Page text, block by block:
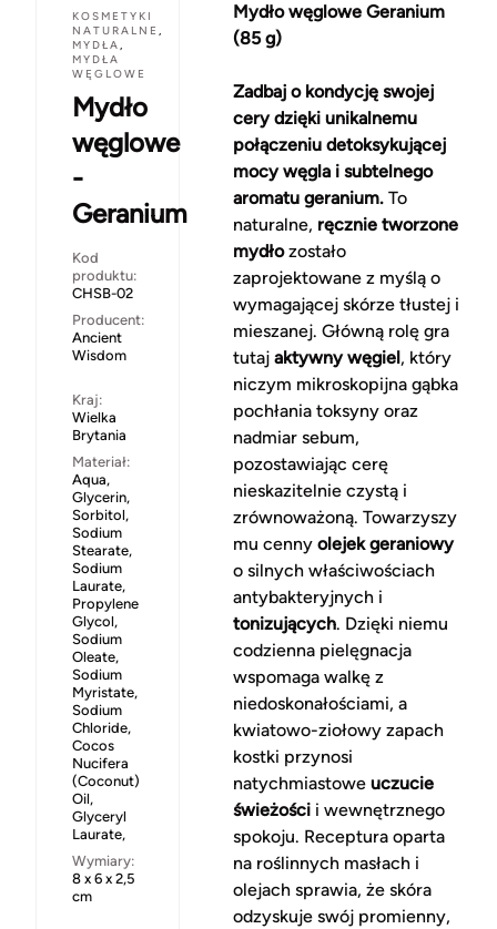
KOSMETYKI
NATURALNE ,
MYDŁA,
MYDŁA
WĘGLOWE
Mydło
węglowe
-
Geranium
Kod
produktu:
CHSB-02
Producent:
Ancient
Wisdom
Kraj:
Wielka
Brytania
Materiał:
Aqua,
Glycerin,
Sorbitol,
Sodium
Stearate,
Sodium
Laurate,
Propylene
Glycol,
Sodium
Oleate,
Sodium
Myristate,
Sodium
Chloride,
Cocos
Nucifera
(Coconut)
Oil,
Glyceryl
Laurate,
Wymiary:
8 x 6 x 2,5
cm
Mydło węglowe Geranium
(85 g)
Zadbaj o kondycję swojej
cery dzięki unikalnemu
połączeniu detoksykującej
mocy węgla i subtelnego
aromatu geranium.To
naturalne, ręcznie tworzone
mydłozostało
zaprojektowane z myślą o
wymagającej skórze tłustej i
mieszanej. Główną rolę gra
tutaj aktywny węgiel, który
niczym mikroskopijna gąbka
pochłania toksyny oraz
nadmiar sebum,
pozostawiając cerę
nieskazitelnie czystą i
zrównoważoną. Towarzyszy
mu cenny olejek geraniowy
o silnych właściwościach
antybakteryjnych i
tonizujących. Dzięki niemu
codzienna pielęgnacja
wspomaga walkę z
niedoskonałościami, a
kwiatowo-ziołowy zapach
kostki przynosi
natychmiastowe uczucie
świeżościi wewnętrznego
spokoju. Receptura oparta
na roślinnych masłach i
olejach sprawia, że skóra
odzyskuje swój promienny,